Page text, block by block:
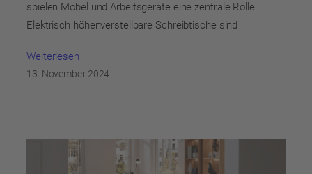
spielen Möbel und Arbeitsgeräte eine zentrale Rolle.
Elektrisch höhenverstellbare Schreibtische sind
Weiterlesen
13. November 2024